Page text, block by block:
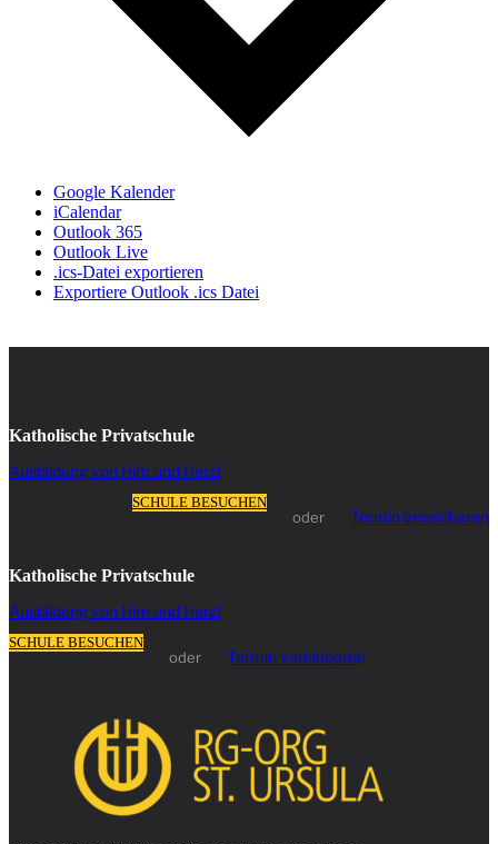
Google Kalender
iCalendar
Outlook 365
Outlook Live
.ics-Datei exportieren
Exportiere Outlook .ics Datei
Katholische Privatschule
Ausbildung von Hirn und Herz!
Termin vereinbaren
oder
SCHULE BESUCHEN
Katholische Privatschule
Ausbildung von Hirn und Herz!
SCHULE BESUCHEN
oder Termin vereinbaren